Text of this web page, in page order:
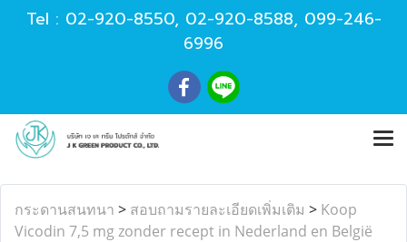
Tel : 02-920-8550, 02-920-8588, 099-246-
6996
กระดานสนทนา > สอบถามรายละเอียดเพิ่มเติม > Koop
Vicodin 7,5 mg zonder recept in Nederland en België